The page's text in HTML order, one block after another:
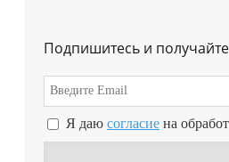
Подпишитесь и
Я даю согласие на